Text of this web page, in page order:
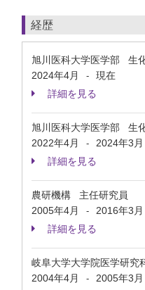
経歴
旭川医科大学医学部 生
2024年4月
-
現在
詳細を見る
旭川医科大学医学部 生
2022年4月
-
2024年3月
詳細を見る
農研機構 主任研究員
2005年4月
-
2016年3月
詳細を見る
岐阜大学大学院医学研
2004年4月
-
2005年3月